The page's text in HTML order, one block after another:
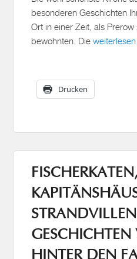
Ort in einer Zeit, als Prerow
bewohnten. Die
GESCHICHTEN
HINTER DEN